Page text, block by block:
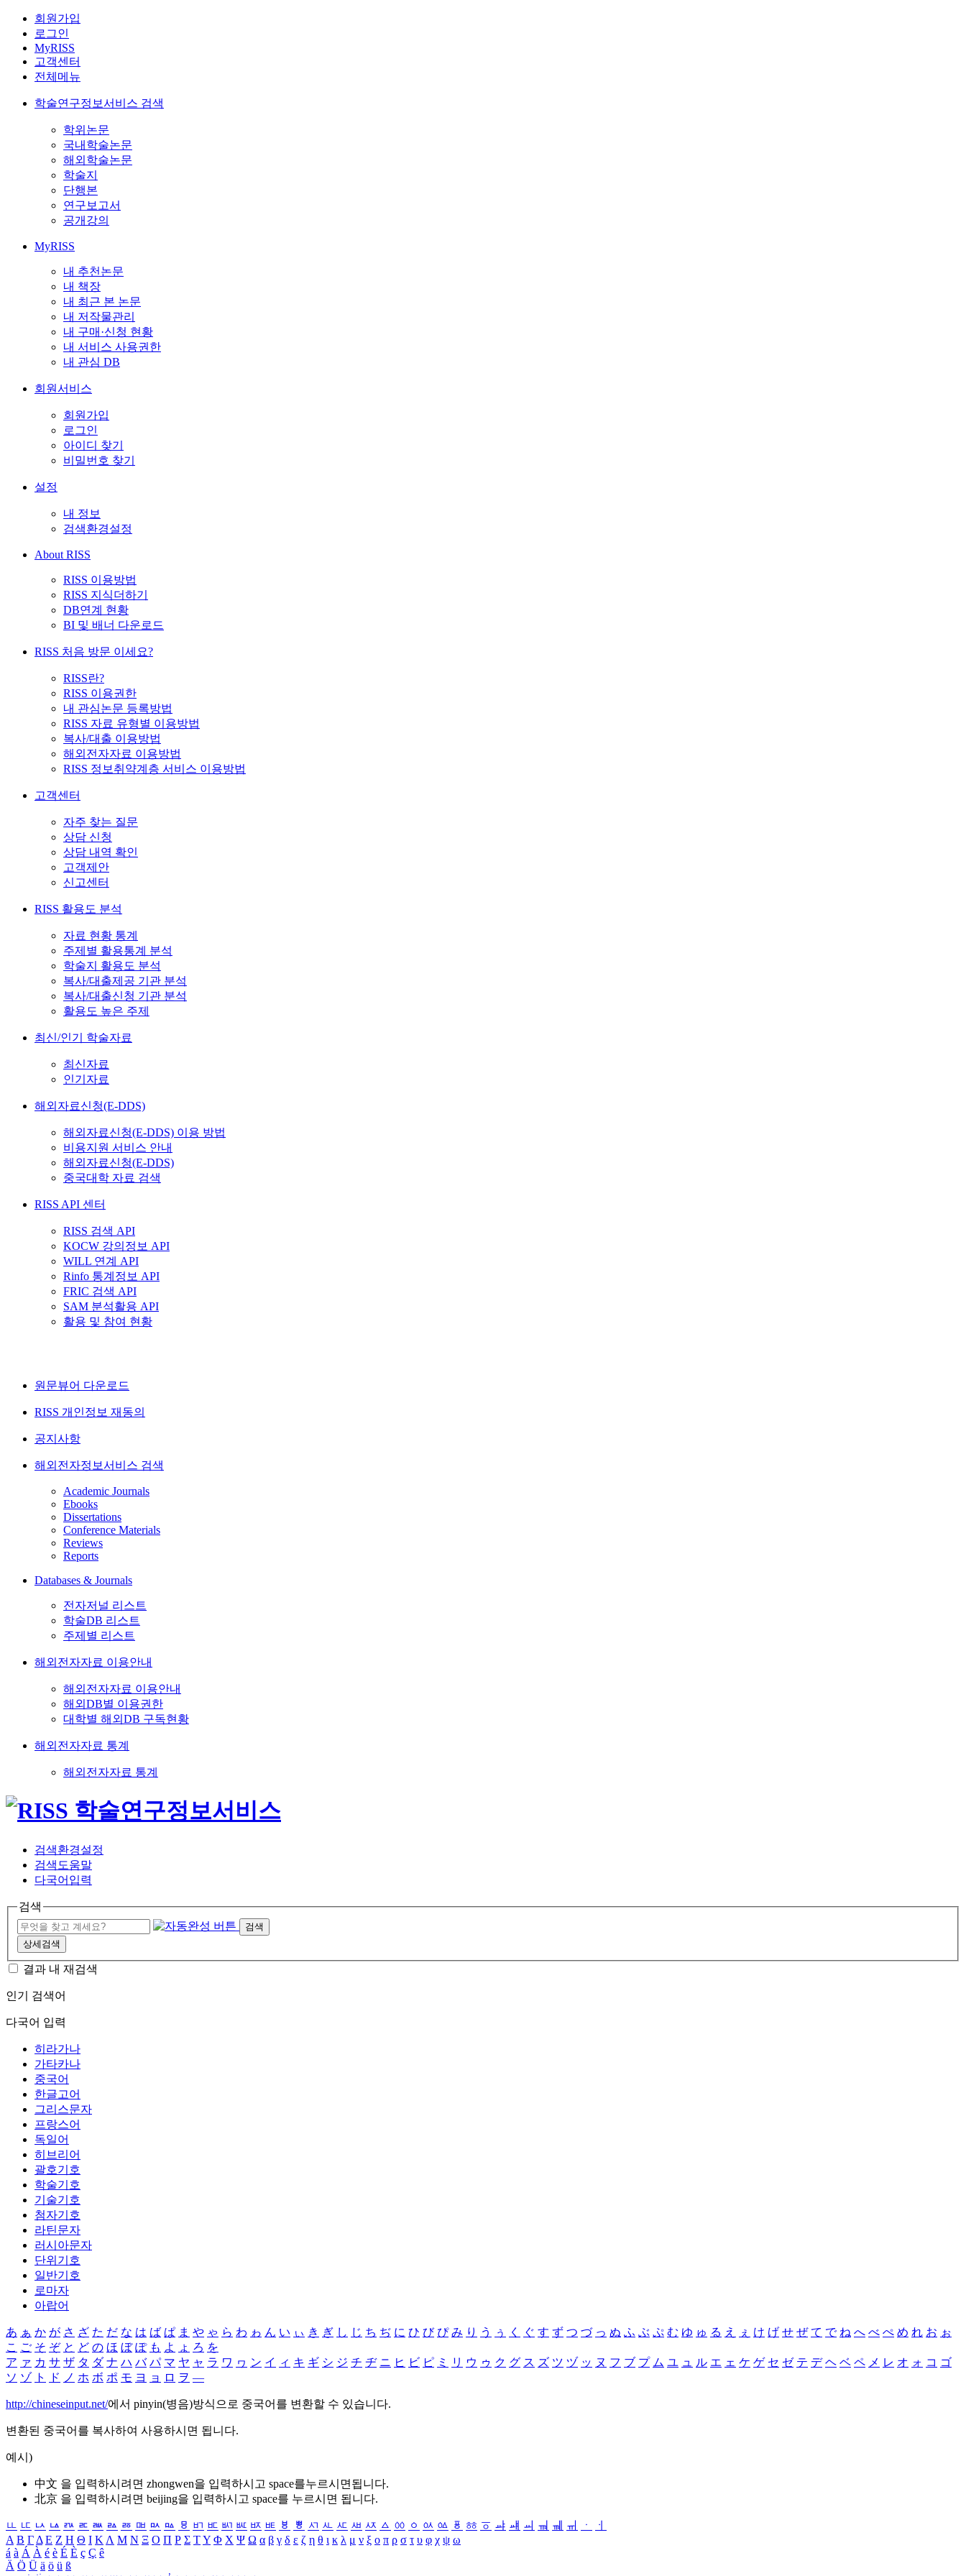
회원가입
로그인
MyRISS
고객센터
전체메뉴
학술연구정보서비스 검색
학위논문
국내학술논문
해외학술논문
학술지
단행본
연구보고서
공개강의
MyRISS
내 추천논문
내 책장
내 최근 본 논문
내 저작물관리
내 구매·신청 현황
내 서비스 사용권한
내 관심 DB
회원서비스
회원가입
로그인
아이디 찾기
비밀번호 찾기
설정
내 정보
검색환경설정
About RISS
RISS 이용방법
RISS 지식더하기
DB연계 현황
BI 및 배너 다운로드
RISS 처음 방문 이세요?
RISS란?
RISS 이용권한
내 관심논문 등록방법
RISS 자료 유형별 이용방법
복사/대출 이용방법
해외전자자료 이용방법
RISS 정보취약계층 서비스 이용방법
고객센터
자주 찾는 질문
상담 신청
상담 내역 확인
고객제안
신고센터
RISS 활용도 분석
자료 현황 통계
주제별 활용통계 분석
학술지 활용도 분석
복사/대출제공 기관 분석
복사/대출신청 기관 분석
활용도 높은 주제
최신/인기 학술자료
최신자료
인기자료
해외자료신청(E-DDS)
해외자료신청(E-DDS) 이용 방법
비용지원 서비스 안내
해외자료신청(E-DDS)
중국대학 자료 검색
RISS API 센터
RISS 검색 API
KOCW 강의정보 API
WILL 연계 API
Rinfo 통계정보 API
FRIC 검색 API
SAM 분석활용 API
활용 및 참여 현황
원문뷰어 다운로드
RISS 개인정보 재동의
공지사항
해외전자정보서비스 검색
Academic Journals
Ebooks
Dissertations
Conference Materials
Reviews
Reports
Databases & Journals
전자저널 리스트
학술DB 리스트
주제별 리스트
해외전자자료 이용안내
해외전자자료 이용안내
해외DB별 이용권한
대학별 해외DB 구독현황
해외전자자료 통계
해외전자자료 통계
검색환경설정
검색도움말
다국어입력
검색
검색
상세검색
결과 내 재검색
인기 검색어
다국어 입력
히라가나
가타카나
중국어
한글고어
그리스문자
프랑스어
독일어
히브리어
괄호기호
학술기호
기술기호
첨자기호
라틴문자
러시아문자
단위기호
일반기호
로마자
아랍어
あ ぁ か が さ ざ た だ な は ば ぱ ま や ゃ ら わ ゎ ん い ぃ き ぎ し じ ち ぢ に ひ び ぴ み り う ぅ く ぐ す ず つ づ っ ぬ ふ ぶ ぷ む ゆ ゅ る え ぇ け げ せ ぜ て で ね へ べ ぺ め れ お ぉ
こ ご そ ぞ と ど の ほ ぼ ぽ も よ ょ ろ を
ア ァ カ サ ザ タ ダ ナ ハ バ パ マ ヤ ャ ラ ワ ヮ ン イ ィ キ ギ シ ジ チ ヂ ニ ヒ ビ ピ ミ リ ウ ゥ ク グ ス ズ ツ ヅ ッ ヌ フ ブ プ ム ユ ュ ル エ ェ ケ ゲ セ ゼ テ デ ヘ ベ ペ メ レ オ ォ コ ゴ
ソ ゾ ト ド ノ ホ ボ ポ モ ヨ ョ ロ ヲ ―
http://chineseinput.net/에서 pinyin(병음)방식으로 중국어를 변환할 수 있습니다.
변환된 중국어를 복사하여 사용하시면 됩니다.
예시)
中文 을 입력하시려면 zhongwen을 입력하시고 space를누르시면됩니다.
北京 을 입력하시려면 beijing을 입력하시고 space를 누르시면 됩니다.
ㅥ ㅦ ㅧ ㅨ ㅩ ㅪ ㅫ ㅬ ㅭ ㅮ ㅯ ㅰ ㅱ ㅲ ㅳ ㅴ ㅵ ㅶ ㅷ ㅸ ㅹ ㅺ ㅻ ㅼ ㅽ ㅾ ㅿ ㆀ ㆁ ㆂ ㆃ ㆄ ㆅ ㆆ ㆇ ㆈ ㆉ ㆊ ㆋ ㆌ ㆍ
ㆎ
Α Β ΓΔ Ε Ζ Η Θ Ι ΚΛ Μ Ν Ξ Ο Π Ρ Σ ΤΥ Φ Χ Ψ Ω α β γ δ ε ζ η θ ι κ λ μ ν ξ ο π ρ σ τ υ φ χ ψ ω
á à Á À é è É È ç Ç ê
Ä Ö Ü ä ö ü ß